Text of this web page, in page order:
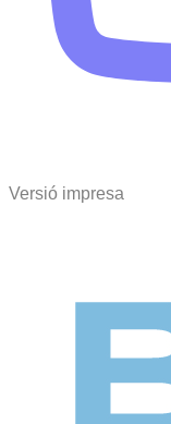
Versió impresa